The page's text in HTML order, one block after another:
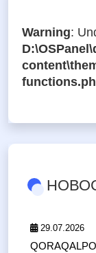
Warning:
29.07.2026